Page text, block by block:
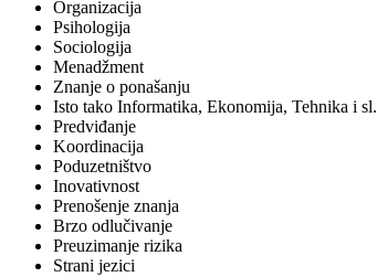
Organizacija
Psihologija
Sociologija
Menadžment
Znanje o ponašanju
Isto tako Informatika, Ekonomija, Tehnika i sl.
Predviđanje
Koordinacija
Poduzetništvo
Inovativnost
Prenošenje znanja
Brzo odlučivanje
Preuzimanje rizika
Strani jezici